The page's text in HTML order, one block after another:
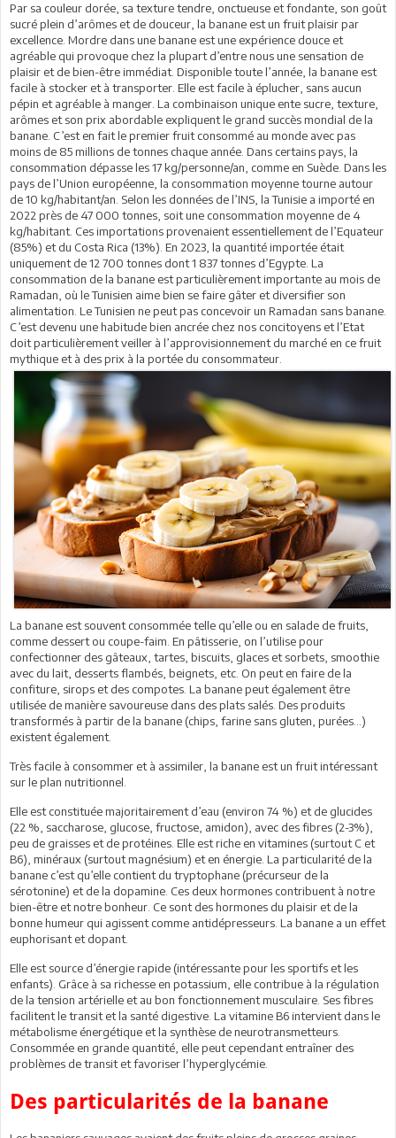
Par sa couleur dorée, sa texture tendre, onctueuse et fondante, son goût
sucré plein d’arômes et de douceur, la banane est un fruit plaisir par
excellence. Mordre dans une banane est une expérience douce et
agréable qui provoque chez la plupart d’entre nous une sensation de
plaisir et de bien-être immédiat. Disponible toute l’année, la banane est
facile à stocker et à transporter. Elle est facile à éplucher, sans aucun
pépin et agréable à manger. La combinaison unique ente sucre, texture,
arômes et son prix abordable expliquent le grand succès mondial de la
banane. C’est en fait le premier fruit consommé au monde avec pas
moins de 85 millions de tonnes chaque année. Dans certains pays, la
consommation dépasse les 17 kg/personne/an, comme en Suède. Dans les
pays de l’Union européenne, la consommation moyenne tourne autour
de 10 kg/habitant/an. Selon les données de l’INS, la Tunisie a importé en
2022 près de 47 000 tonnes, soit une consommation moyenne de 4
kg/habitant. Ces importations provenaient essentiellement de l’Equateur
(85%) et du Costa Rica (13%). En 2023, la quantité importée était
uniquement de 12 700 tonnes dont 1 837 tonnes d’Egypte. La
consommation de la banane est particulièrement importante au mois de
Ramadan, où le Tunisien aime bien se faire gâter et diversifier son
alimentation. Le Tunisien ne peut pas concevoir un Ramadan sans banane.
C’est devenu une habitude bien ancrée chez nos concitoyens et l’Etat
doit particulièrement veiller à l’approvisionnement du marché en ce fruit
mythique et à des prix à la portée du consommateur.
La banane est souvent consommée telle qu’elle ou en salade de fruits,
comme dessert ou coupe-faim. En pâtisserie, on l’utilise pour
confectionner des gâteaux, tartes, biscuits, glaces et sorbets, smoothie
avec du lait, desserts flambés, beignets, etc. On peut en faire de la
confiture, sirops et des compotes. La banane peut également être
utilisée de manière savoureuse dans des plats salés. Des produits
transformés à partir de la banane (chips, farine sans gluten, purées...)
existent également.
Très facile à consommer et à assimiler, la banane est un fruit intéressant
sur le plan nutritionnel.
Elle est constituée majoritairement d’eau (environ 74 %) et de glucides
(22 %, saccharose, glucose, fructose, amidon), avec des fibres (2-3%),
peu de graisses et de protéines. Elle est riche en vitamines (surtout C et
B6), minéraux (surtout magnésium) et en énergie. La particularité de la
banane c’est qu’elle contient du tryptophane (précurseur de la
sérotonine) et de la dopamine. Ces deux hormones contribuent à notre
bien-être et notre bonheur. Ce sont des hormones du plaisir et de la
bonne humeur qui agissent comme antidépresseurs. La banane a un effet
euphorisant et dopant.
Elle est source d’énergie rapide (intéressante pour les sportifs et les
enfants). Grâce à sa richesse en potassium, elle contribue à la régulation
de la tension artérielle et au bon fonctionnement musculaire. Ses fibres
facilitent le transit et la santé digestive. La vitamine B6 intervient dans le
métabolisme énergétique et la synthèse de neurotransmetteurs.
Consommée en grande quantité, elle peut cependant entraîner des
problèmes de transit et favoriser l’hyperglycémie.
Des particularités de la banane